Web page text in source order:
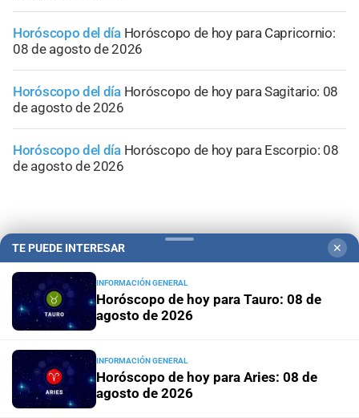
Horóscopo del día Horóscopo de hoy para Capricornio:
08 de agosto de 2026
Horóscopo del día Horóscopo de hoy para Sagitario: 08
de agosto de 2026
Horóscopo del día Horóscopo de hoy para Escorpio: 08
de agosto de 2026
TE PUEDE INTERESAR ✕
INFORMACIÓN GENERAL
Horóscopo de hoy para Tauro: 08 de
agosto de 2026
INFORMACIÓN GENERAL
Horóscopo de hoy para Aries: 08 de
agosto de 2026